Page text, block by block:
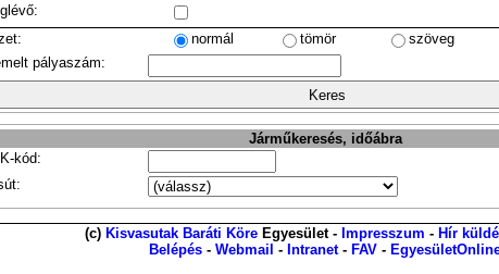
normál tömör
szöveg
pályaszám:
Járműkeresés, időábra
kód:
(c) Kisvasutak Baráti Köre Egyesület - Impresszum - Hír
Belépés - Webmail - Intranet- FAV -